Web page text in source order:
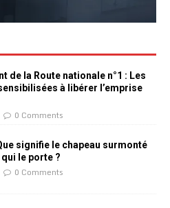
de la Route nationale n°1 : Les
à libérer l’emprise
0 Comments
signifie le chapeau surmonté
le porte ?
0 Comments